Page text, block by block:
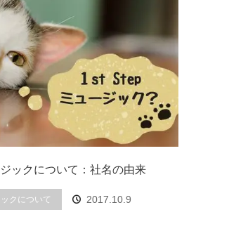
ックについて：社名の由来
クについて 2017.10.9